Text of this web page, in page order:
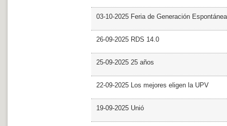
03-10-2025 Feria de Generación Espontánea
26-09-2025 RDS 14.0
25-09-2025 25 años
22-09-2025 Los mejores eligen la UPV
19-09-2025 Unió